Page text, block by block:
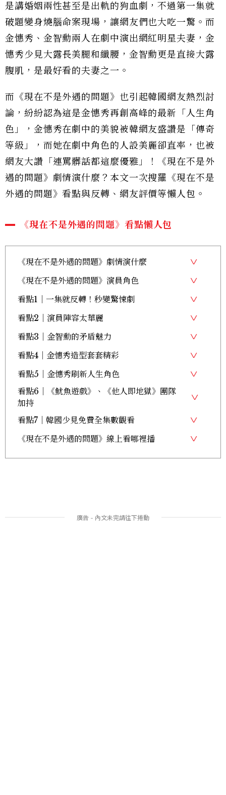
是講婚姻兩性甚至是出軌的狗血劇，不過第一集就
破題變身燒腦命案現場，讓網友們也大吃一驚。而
金憓秀、金智勳兩人在劇中演出網紅明星夫妻，金
憓秀少見大露長美腿和纖腰，金智勳更是直接大露
腹肌，是最好看的夫妻之一。
而《現在不是外遇的問題》也引起韓國網友熱烈討
論，紛紛認為這是金憓秀再創高峰的最新「人生角
色」，金憓秀在劇中的美貌被韓網友盛讚是「傳奇
等級」，而她在劇中角色的人設美麗卻直率，也被
網友大讚「連罵髒話都這麼優雅」！《現在不是外
遇的問題》劇情演什麼？本文一次搜羅《現在不是
外遇的問題》看點與反轉、網友評價等懶人包。
《現在不是外遇的問題》看點懶人包
《現在不是外遇的問題》劇情演什麼
《現在不是外遇的問題》演員角色
看點1｜一集就反轉！秒變驚悚劇
看點2｜演員陣容太華麗
看點3｜金智勳的矛盾魅力
看點4｜金憓秀造型套套精彩
看點5｜金憓秀刷新人生角色
看點6｜《魷魚遊戲》、《他人即地獄》團隊
加持
看點7｜韓國少見免費全集數觀看
《現在不是外遇的問題》線上看哪裡播